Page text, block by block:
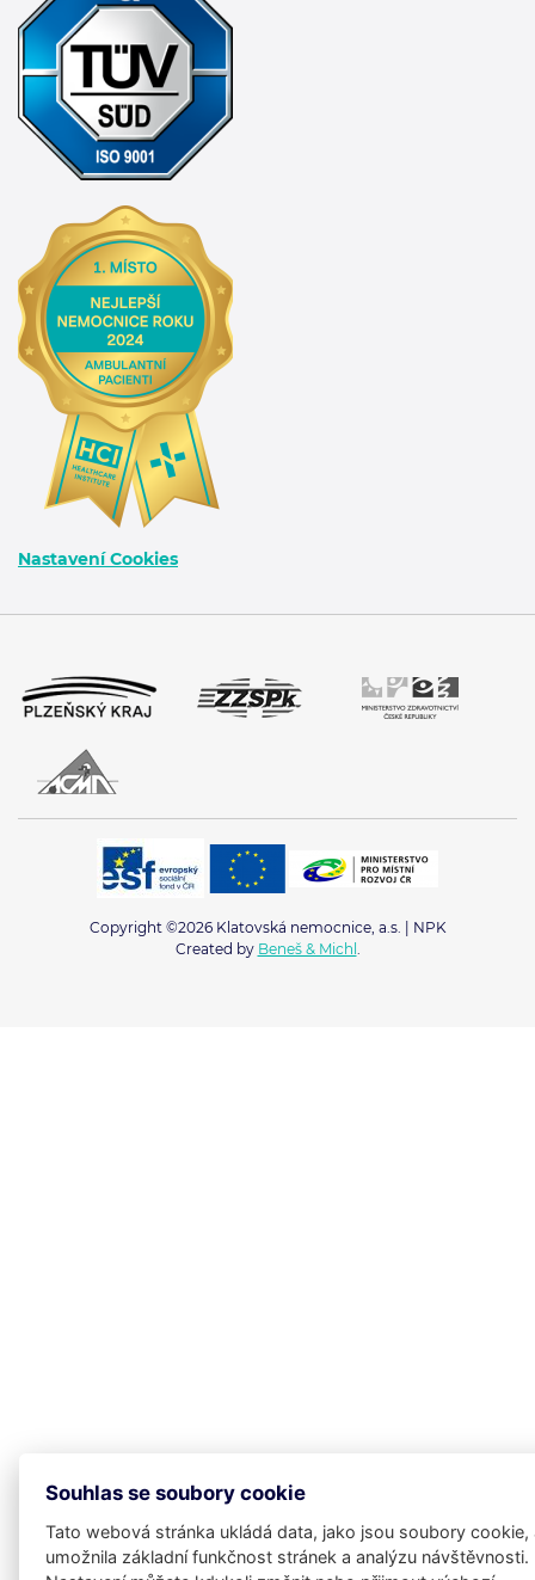
Nastavení Cookies
Copyright ©2026 Klatovská nemocnice, a.s. | NPK
Created by Beneš & Michl .
Souhlas se soubory cookie
Tato webová stránka ukládá data, jako jsou soubory cookie,
umožnila základní funkčnost stránek a analýzu návštěvnosti.